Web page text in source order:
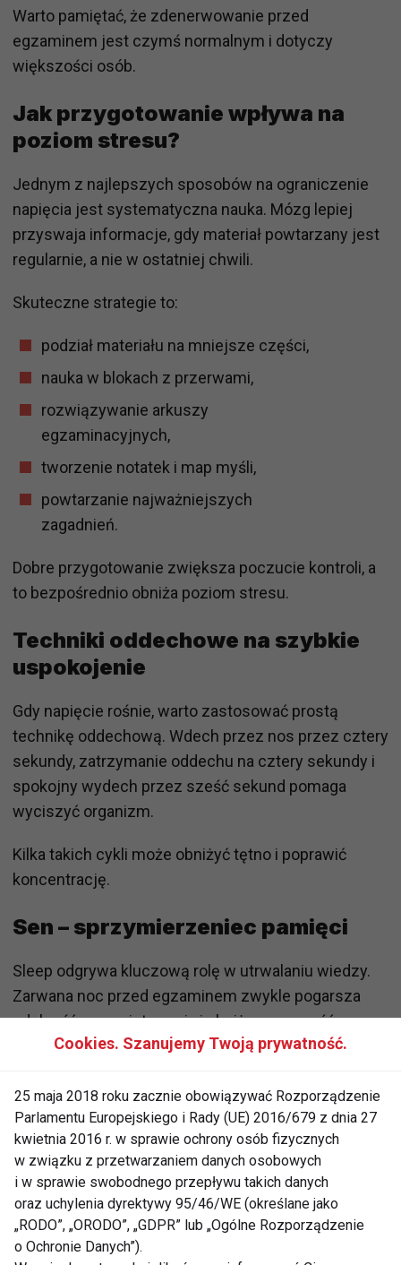
Warto pamiętać, że zdenerwowanie przed
egzaminem jest czymś normalnym i dotyczy
większości osób.
Jak przygotowanie wpływa na
poziom stresu?
Jednym z najlepszych sposobów na ograniczenie
napięcia jest systematyczna nauka. Mózg lepiej
przyswaja informacje, gdy materiał powtarzany jest
regularnie, a nie w ostatniej chwili.
Skuteczne strategie to:
podział materiału na mniejsze części,
nauka w blokach z przerwami,
rozwiązywanie arkuszy
egzaminacyjnych,
tworzenie notatek i map myśli,
powtarzanie najważniejszych
zagadnień.
Dobre przygotowanie zwiększa poczucie kontroli, a
to bezpośrednio obniża poziom stresu.
Techniki oddechowe na szybkie
uspokojenie
Gdy napięcie rośnie, warto zastosować prostą
technikę oddechową. Wdech przez nos przez cztery
sekundy, zatrzymanie oddechu na cztery sekundy i
spokojny wydech przez sześć sekund pomaga
wyciszyć organizm.
Kilka takich cykli może obniżyć tętno i poprawić
koncentrację.
Sen – sprzymierzeniec pamięci
Sleep odgrywa kluczową rolę w utrwalaniu wiedzy.
Zarwana noc przed egzaminem zwykle pogarsza
zdolność zapamiętywania i obniża sprawność
umysłową.
Najlepiej zadbać o 7–9 godzin snu, szczególnie w
ostatnich dniach przed testem.
Dieta wspierająca koncentrację
To, co jemy, wpływa na funkcjonowanie mózgu.
Warto wybierać produkty bogate w węglowodany
złożone, białko, zdrowe tłuszcze i magnez.
Cookies. Szanujemy Twoją prywatność.
25 maja 2018 roku zacznie obowiązywać Rozporządzenie
Parlamentu Europejskiego i Rady (UE) 2016/679 z dnia 27
kwietnia 2016 r. w sprawie ochrony osób fizycznych
w związku z przetwarzaniem danych osobowych
i w sprawie swobodnego przepływu takich danych
oraz uchylenia dyrektywy 95/46/WE (określane jako
„RODO”, „ORODO”, „GDPR” lub „Ogólne Rozporządzenie
o Ochronie Danych”).